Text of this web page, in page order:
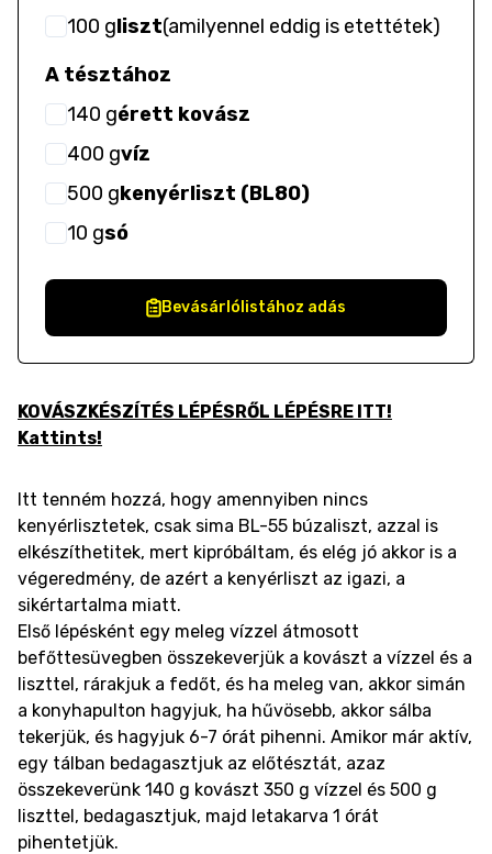
100 gliszt(amilyennel eddig is etettétek)
A tésztához
140 gérett kovász
400 gvíz
500 gkenyérliszt (BL80)
10 gsó
Bevásárlólistához adás
KOVÁSZKÉSZÍTÉS LÉPÉSRŐL LÉPÉSRE ITT!
Kattints!
Itt tenném hozzá, hogy amennyiben nincs
kenyérlisztetek, csak sima BL-55 búzaliszt, azzal is
elkészíthetitek, mert kipróbáltam, és elég jó akkor is a
végeredmény, de azért a kenyérliszt az igazi, a
sikértartalma miatt.
Első lépésként egy meleg vízzel átmosott
befőttesüvegben összekeverjük a kovászt a vízzel és a
liszttel, rárakjuk a fedőt, és ha meleg van, akkor simán
a konyhapulton hagyjuk, ha hűvösebb, akkor sálba
tekerjük, és hagyjuk 6-7 órát pihenni. Amikor már aktív,
egy tálban bedagasztjuk az előtésztát, azaz
összekeverünk 140 g kovászt 350 g vízzel és 500 g
liszttel, bedagasztjuk, majd letakarva 1 órát
pihentetjük.